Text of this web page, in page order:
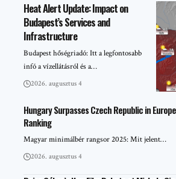
Heat Alert Update: Impact on
Budapest’s Services and
Infrastructure
Budapest hőségriadó: Itt a legfontosabb
infó a vízellátásról és a…
2026. augusztus 4
Hungary Surpasses Czech Republic in
Ranking
Magyar minimálbér rangsor 2025: Mit jelent…
2026. augusztus 4